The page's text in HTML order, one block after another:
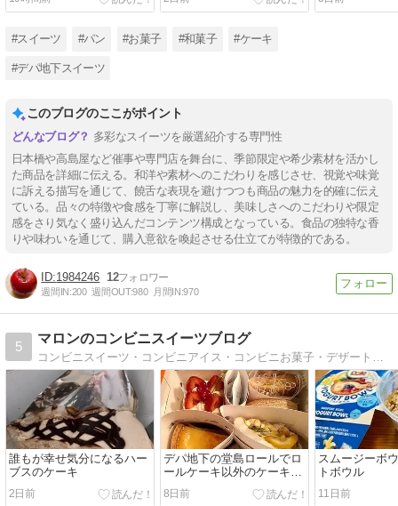
#スイーツ #パン #お菓子 #和菓子 #ケーキ
#デパ地下スイーツ
このブログのここがポイント
多彩なスイーツを厳選紹介する専門性
日本橋や高島屋など催事や専門店を舞台に、季節限定や希少素材を活かし
た商品を詳細に伝える。和洋や素材へのこだわりを感じさせ、視覚や味覚
に訴える描写を通じて、饒舌な表現を避けつつも商品の魅力を的確に伝え
ている。品々の特徴や食感を丁寧に解説し、美味しさへのこだわりや限定
感をさり気なく盛り込んだコンテンツ構成となっている。食品の独特な香
りや味わいを通じて、購入意欲を喚起させる仕立てが特徴的である。
1984246 12
週間IN:200 週間OUT:980 月間IN:970
5
マロンのコンビニスイーツブログ
コンビニスイーツ・コンビニアイス・コンビニお菓子・デザートなど私が食べたコンビニスイーツを紹介しているブログです。
誰もが幸せ気分になるハー
ブスのケーキ
2日前
デパ地下の堂島ロールでロ
ールケーキ以外のケーキを
買ってみた
8日前
スムージーボ
トボウル
11日前